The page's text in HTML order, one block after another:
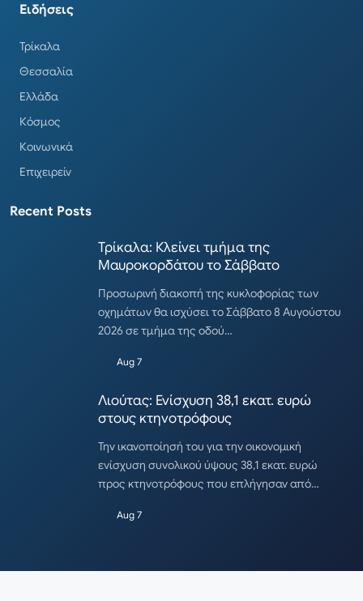
Ειδήσεις
Τρίκαλα
Θεσσαλία
Ελλάδα
Κόσμος
Κοινωνικά
Επιχειρείν
Recent Posts
Τρίκαλα: Κλείνει τμήμα της
Μαυροκορδάτου το Σάββατο
Προσωρινή διακοπή της κυκλοφορίας των
οχημάτων θα ισχύσει το Σάββατο 8 Αυγούστου
2026 σε τμήμα της οδού…
Aug 7
Λιούτας: Ενίσχυση 38,1 εκατ. ευρώ
στους κτηνοτρόφους
Την ικανοποίησή του για την οικονομική
ενίσχυση συνολικού ύψους 38,1 εκατ. ευρώ
προς κτηνοτρόφους που επλήγησαν από…
Aug 7